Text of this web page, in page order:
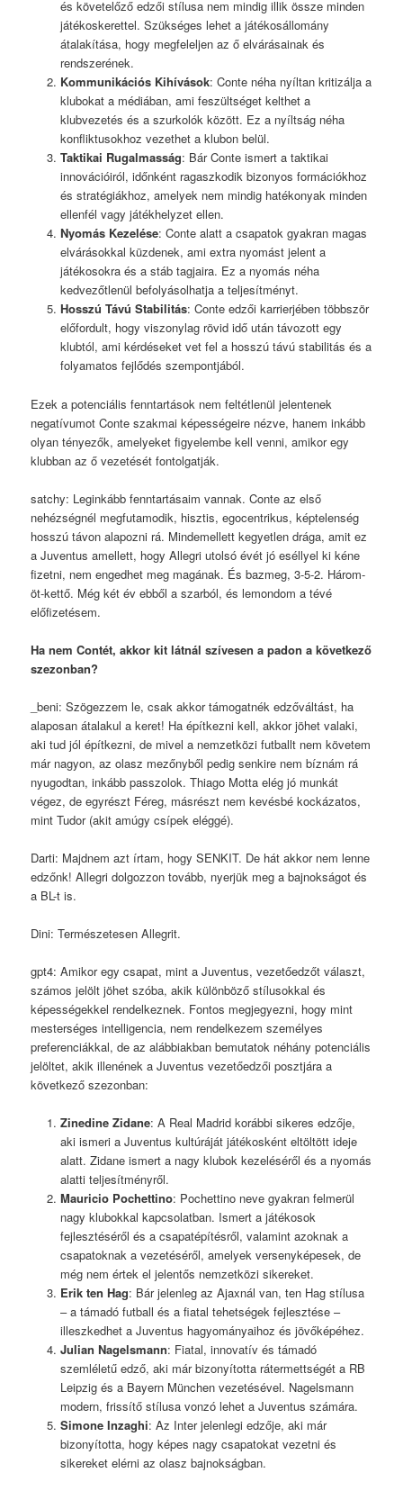
és követelőző edzői stílusa nem mindig illik össze minden
játékoskerettel. Szükséges lehet a játékosállomány
átalakítása, hogy megfeleljen az ő elvárásainak és
rendszerének.
Kommunikációs Kihívások: Conte néha nyíltan kritizálja a
klubokat a médiában, ami feszültséget kelthet a
klubvezetés és a szurkolók között. Ez a nyíltság néha
konfliktusokhoz vezethet a klubon belül.
Taktikai Rugalmasság: Bár Conte ismert a taktikai
innovációiról, időnként ragaszkodik bizonyos formációkhoz
és stratégiákhoz, amelyek nem mindig hatékonyak minden
ellenfél vagy játékhelyzet ellen.
Nyomás Kezelése: Conte alatt a csapatok gyakran magas
elvárásokkal küzdenek, ami extra nyomást jelent a
játékosokra és a stáb tagjaira. Ez a nyomás néha
kedvezőtlenül befolyásolhatja a teljesítményt.
Hosszú Távú Stabilitás: Conte edzői karrierjében többször
előfordult, hogy viszonylag rövid idő után távozott egy
klubtól, ami kérdéseket vet fel a hosszú távú stabilitás és a
folyamatos fejlődés szempontjából.
Ezek a potenciális fenntartások nem feltétlenül jelentenek
negatívumot Conte szakmai képességeire nézve, hanem inkább
olyan tényezők, amelyeket figyelembe kell venni, amikor egy
klubban az ő vezetését fontolgatják.
satchy: Leginkább fenntartásaim vannak. Conte az első
nehézségnél megfutamodik, hisztis, egocentrikus, képtelenség
hosszú távon alapozni rá. Mindemellett kegyetlen drága, amit ez
a Juventus amellett, hogy Allegri utolsó évét jó eséllyel ki kéne
fizetni, nem engedhet meg magának. És bazmeg, 3-5-2. Három-
öt-kettő. Még két év ebből a szarból, és lemondom a tévé
előfizetésem.
Ha nem Contét, akkor kit látnál szívesen a padon a következő
szezonban?
_beni: Szögezzem le, csak akkor támogatnék edzőváltást, ha
alaposan átalakul a keret! Ha építkezni kell, akkor jöhet valaki,
aki tud jól építkezni, de mivel a nemzetközi futballt nem követem
már nagyon, az olasz mezőnyből pedig senkire nem bíznám rá
nyugodtan, inkább passzolok. Thiago Motta elég jó munkát
végez, de egyrészt Féreg, másrészt nem kevésbé kockázatos,
mint Tudor (akit amúgy csípek eléggé).
Darti: Majdnem azt írtam, hogy SENKIT. De hát akkor nem lenne
edzőnk! Allegri dolgozzon tovább, nyerjük meg a bajnokságot és
a BL-t is.
Dini: Természetesen Allegrit.
gpt4: Amikor egy csapat, mint a Juventus, vezetőedzőt választ,
számos jelölt jöhet szóba, akik különböző stílusokkal és
képességekkel rendelkeznek. Fontos megjegyezni, hogy mint
mesterséges intelligencia, nem rendelkezem személyes
preferenciákkal, de az alábbiakban bemutatok néhány potenciális
jelöltet, akik illenének a Juventus vezetőedzői posztjára a
következő szezonban:
Zinedine Zidane: A Real Madrid korábbi sikeres edzője,
aki ismeri a Juventus kultúráját játékosként eltöltött ideje
alatt. Zidane ismert a nagy klubok kezeléséről és a nyomás
alatti teljesítményről.
Mauricio Pochettino: Pochettino neve gyakran felmerül
nagy klubokkal kapcsolatban. Ismert a játékosok
fejlesztéséről és a csapatépítésről, valamint azoknak a
csapatoknak a vezetéséről, amelyek versenyképesek, de
még nem értek el jelentős nemzetközi sikereket.
Erik ten Hag: Bár jelenleg az Ajaxnál van, ten Hag stílusa
– a támadó futball és a fiatal tehetségek fejlesztése –
illeszkedhet a Juventus hagyományaihoz és jövőképéhez.
Julian Nagelsmann: Fiatal, innovatív és támadó
szemléletű edző, aki már bizonyította rátermettségét a RB
Leipzig és a Bayern München vezetésével. Nagelsmann
modern, frissítő stílusa vonzó lehet a Juventus számára.
Simone Inzaghi: Az Inter jelenlegi edzője, aki már
bizonyította, hogy képes nagy csapatokat vezetni és
sikereket elérni az olasz bajnokságban.